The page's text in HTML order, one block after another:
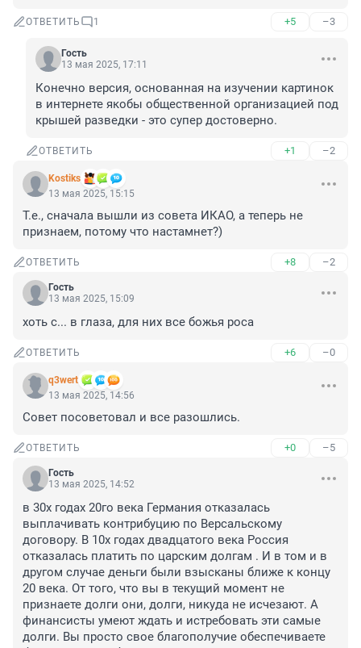
ОТВЕТИТЬ 1 +5 –3
Гость
13 мая 2025, 17:11
Конечно версия, основанная на изучении картинок
в интернете якобы общественной организацией под
крышей разведки - это супер достоверно.
ОТВЕТИТЬ +1 –2
Kostiks
13 мая 2025, 15:15
Т.е., сначала вышли из совета ИКАО, а теперь не
признаем, потому что настамнет?)
ОТВЕТИТЬ +8 –2
Гость
13 мая 2025, 15:09
хоть с... в глаза, для них все божья роса
ОТВЕТИТЬ +6 –0
q3wert
13 мая 2025, 14:56
Совет посоветовал и все разошлись.
ОТВЕТИТЬ +0 –5
Гость
13 мая 2025, 14:52
в 30х годах 20го века Германия отказалась
выплачивать контрибуцию по Версальскому
договору. В 10х годах двадцатого века Россия
отказалась платить по царским долгам . И в том и в
другом случае деньги были взысканы ближе к концу
20 века. От того, что вы в текущий момент не
признаете долги они, долги, никуда не исчезают. А
финансисты умеют ждать и истребовать эти самые
долги. Вы просто свое благополучие обеспечиваете